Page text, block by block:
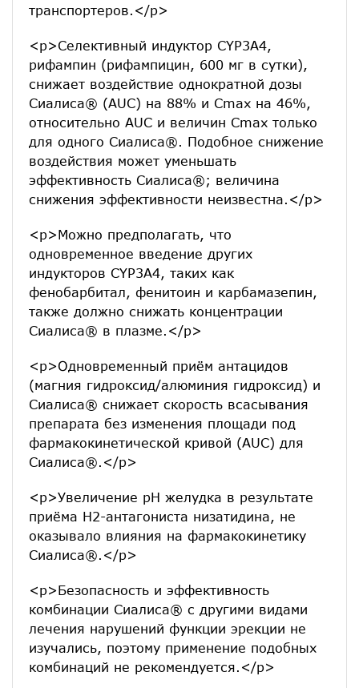
транспортеров.</p>
<p>Селективный индуктор CYP3А4,
рифампин (рифампицин, 600 мг в сутки),
снижает воздействие однократной дозы
Сиалиса® (AUC) на 88% и Сmax на 46%,
относительно AUC и величин Сmax только
для одного Сиалиса®. Подобное снижение
воздействия может уменьшать
эффективность Сиалиса®; величина
снижения эффективности неизвестна.</p>
<p>Можно предполагать, что
одновременное введение других
индукторов CYP3А4, таких как
фенобарбитал, фенитоин и карбамазепин,
также должно снижать концентрации
Сиалиса® в плазме.</p>
<p>Одновременный приём антацидов
(магния гидроксид/алюминия гидроксид) и
Сиалиса® снижает скорость всасывания
препарата без изменения площади под
фармакокинетической кривой (AUC) для
Сиалиса®.</p>
<p>Увеличение рН желудка в результате
приёма Н2-антагониста низатидина, не
оказывало влияния на фармакокинетику
Сиалиса®.</p>
<p>Безопасность и эффективность
комбинации Сиалиса® с другими видами
лечения нарушений функции эрекции не
изучались, поэтому применение подобных
комбинаций не рекомендуется.</p>